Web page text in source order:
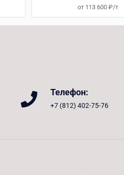
от 113 600 ₽/т
Телефон:
+7 (812) 402-75-76